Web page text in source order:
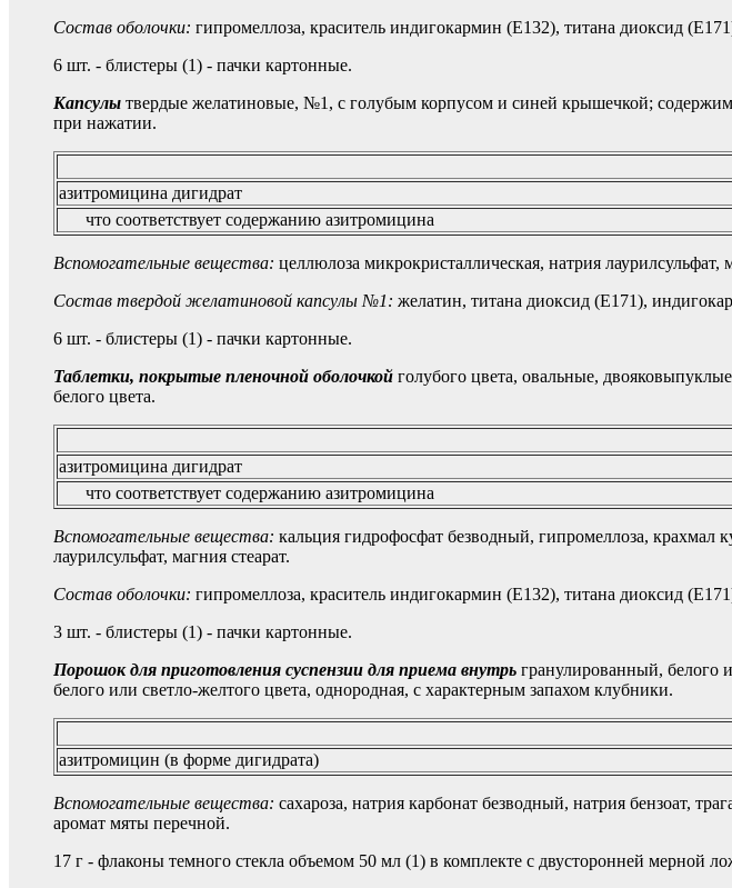
Состав оболочки: гипромеллоза, краситель индигокармин (Е132), титана диоксид
6 шт. - блистеры (1) - пачки картонные.
Капсулы твердые желатиновые, №1, с голубым корпусом и синей крышечкой;
при нажатии.
азитромицина дигидрат
что соответствует содержанию азитромицина
Вспомогательные вещества: целлюлоза микрокристаллическая, натрия лаурилсульфат,
Состав твердой желатиновой капсулы №1: желатин, титана диоксид (Е171),
6 шт. - блистеры (1) - пачки картонные.
Таблетки, покрытые пленочной оболочкой голубого цвета, овальные,
белого цвета.
азитромицина дигидрат
что соответствует содержанию азитромицина
Вспомогательные вещества: кальция гидрофосфат безводный, гипромеллоза, крахмал
лаурилсульфат, магния стеарат.
Состав оболочки: гипромеллоза, краситель индигокармин (Е132), титана диоксид
3 шт. - блистеры (1) - пачки картонные.
Порошок для приготовления суспензии для приема внутрь гранулированный, белого
белого или светло-желтого цвета, однородная, с характерным запахом клубники.
азитромицин (в форме дигидрата)
Вспомогательные вещества: сахароза, натрия карбонат безводный, натрия бензоат,
аромат мяты перечной.
17 г - флаконы темного стекла объемом 50 мл (1) в комплекте с двусторонней